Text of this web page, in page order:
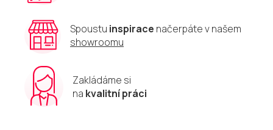
Spoustu inspirace načerpáte v našem
showroomu
Zakládáme si
na kvalitní práci